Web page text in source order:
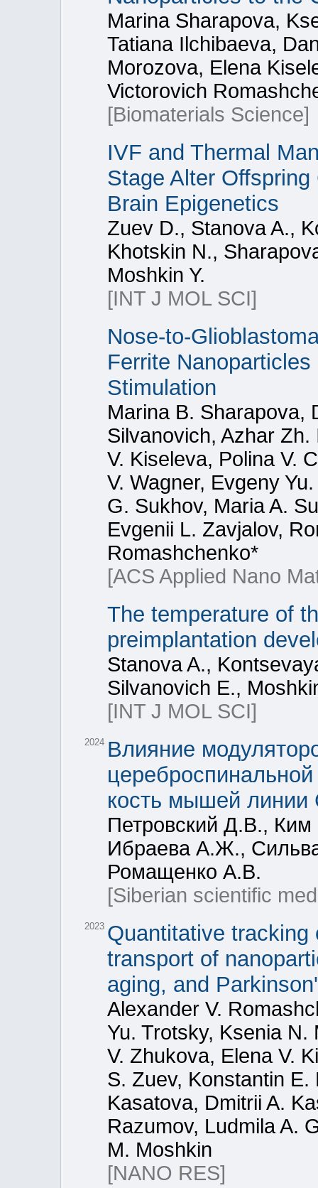
Marina Sharapova,
Tatiana Ilchibaeva,
Morozova, Elena
Victorovich
[Biomaterials Science]
IVF and Thermal
Stage Alter
Brain Epigenetics
Zuev D., Stanova A.,
Khotskin N.,
Moshkin Y.
[INT J MOL SCI]
Nose-to-
Ferrite
Stimulation
Marina B. Sharapova,
Silvanovich, Azhar
V. Kiseleva, Polina V.
V. Wagner, Evgeny
G. Sukhov, Maria A.
Evgenii L. Zavjalov,
Romashchenko*
[ACS Applied Nano
The temperature of
preimplantation
Stanova A.,
Silvanovich E.,
[INT J MOL SCI]
2024 Влияние
кость мышей линии
Петровский Д.В.,
Ибраева А.Ж.,
Ромащенко А.В.
[Siberian scientific
2023 Quantitative
transport of
aging, and
Alexander V.
Yu. Trotsky, Ksenia
V. Zhukova, Elena V.
S. Zuev, Konstantin E.
Kasatova, Dmitrii A.
Razumov, Ludmila A.
M. Moshkin
[NANO RES]